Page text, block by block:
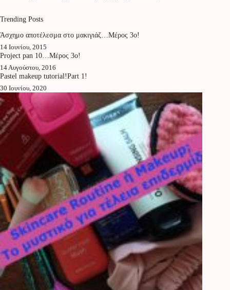
Trending Posts
Άσχημο αποτέλεσμα στο μακιγιάζ…Μέρος 3ο!
14 Ιουνίου, 2015
Project pan 10…Μέρος 3ο!
14 Αυγούστου, 2016
Pastel makeup tutorial!Part 1!
30 Ιουνίου, 2020